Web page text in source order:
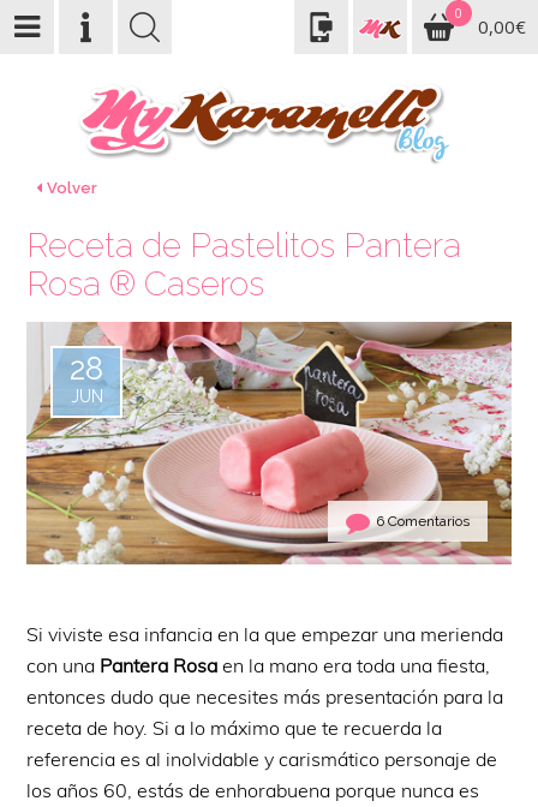
0
0,00€
Volver
Receta de Pastelitos Pantera
Rosa ® Caseros
28
JUN
6 Comentarios
Si viviste esa infancia en la que empezar una merienda
con una Pantera Rosa en la mano era toda una fiesta,
entonces dudo que necesites más presentación para la
receta de hoy. Si a lo máximo que te recuerda la
referencia es al inolvidable y carismático personaje de
los años 60, estás de enhorabuena porque nunca es